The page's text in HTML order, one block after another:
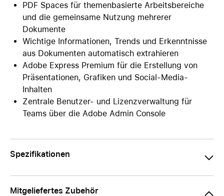
PDF Spaces für themenbasierte Arbeitsbereiche
und die gemeinsame Nutzung mehrerer
Dokumente
Wichtige Informationen, Trends und Erkenntnisse
aus Dokumenten automatisch extrahieren
Adobe Express Premium für die Erstellung von
Präsentationen, Grafiken und Social-Media-
Inhalten
Zentrale Benutzer- und Lizenzverwaltung für
Teams über die Adobe Admin Console
Spezifikationen
Mitgeliefertes Zubehör